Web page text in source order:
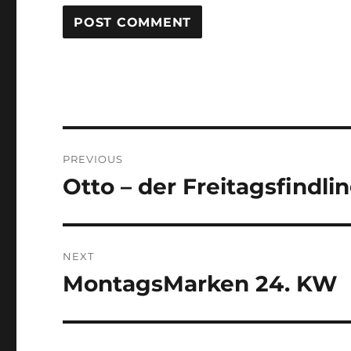
navigation
PREVIOUS
Previous
Otto – der
NEXT
Next
MontagsMarken 24. KW